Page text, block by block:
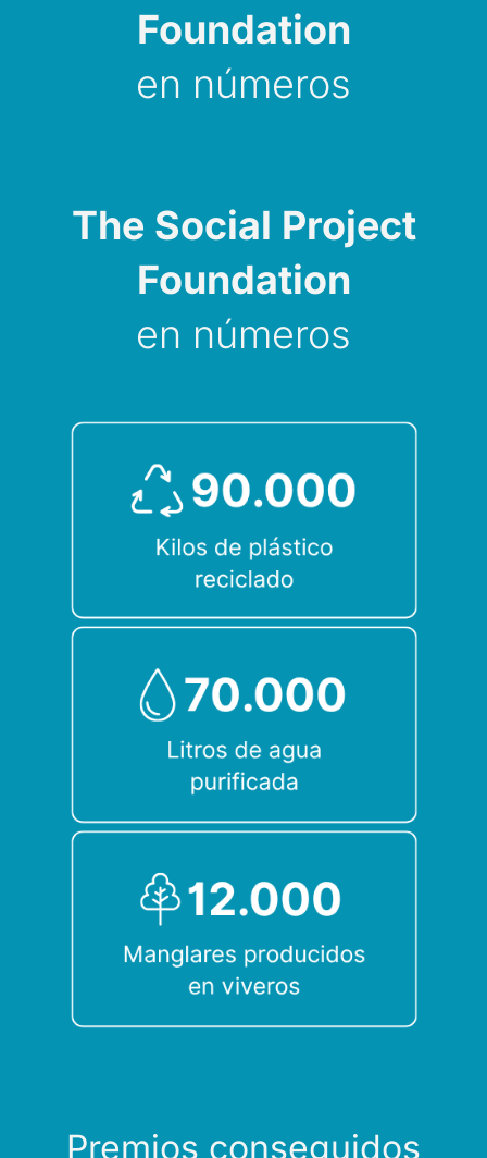
Foundation
en números
The Social Project
Foundation
en números
Premios conseguidos